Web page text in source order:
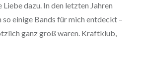
dazu. In den letzten Jahren
so einige Bands für mich entdeckt –
ganz groß waren. Kraftklub,